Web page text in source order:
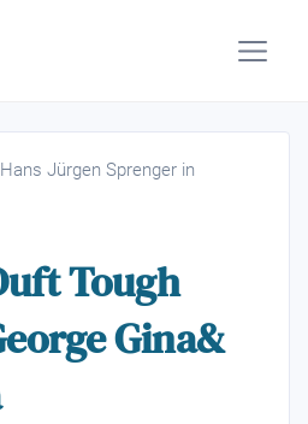
Jürgen Sprenger in
Tough
Gina&